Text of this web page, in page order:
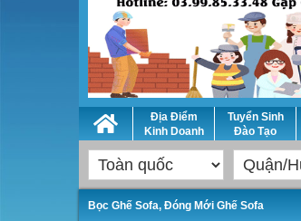
Địa Điểm
Kinh Doanh
Tuyển Sinh
Đào Tạo
Bọc Ghế Sofa, Đóng Mới Ghế Sofa